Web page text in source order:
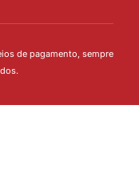
de pagamento, sempre